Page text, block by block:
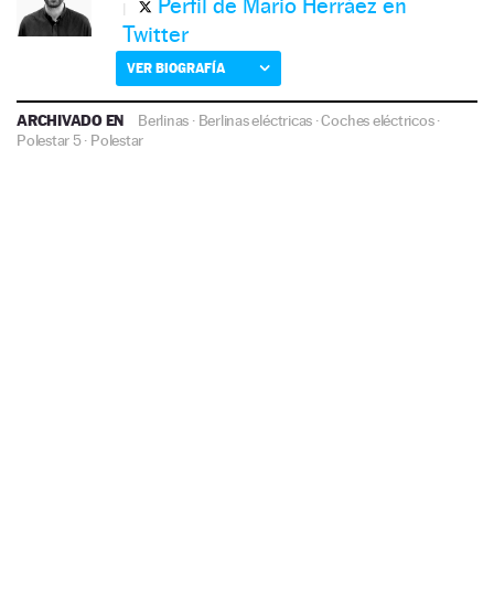
Perfil de Mario Herráez en
Twitter
VER BIOGRAFÍA
ARCHIVADO EN Berlinas · Berlinas eléctricas ·Coches eléctricos·
Polestar 5· Polestar